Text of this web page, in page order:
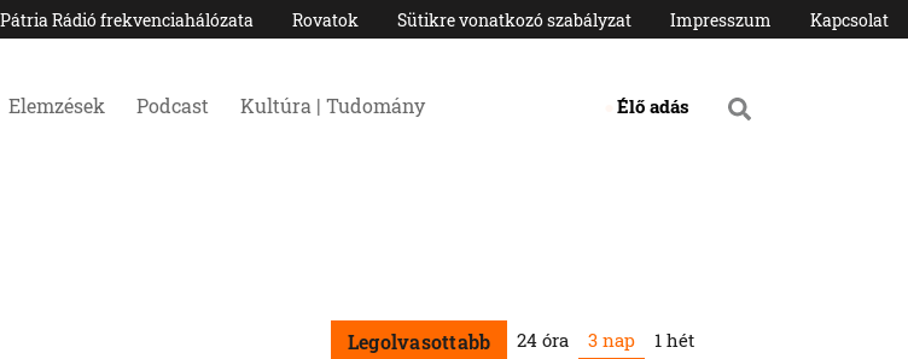
Rádió frekvenciahálózata Rovatok Sütikre vonatkozó szabályzat Impresszum Kapcsolat
Elemzések Podcast Kultúra | Tudomány Élő adás
Legolvasottabb 24 óra 3 nap 1 hét